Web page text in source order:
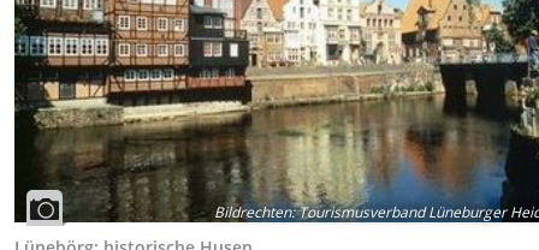
Bildrechten:Tourismusverband Lüneburger